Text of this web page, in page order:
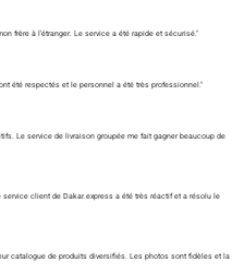
frère à l'étranger. Le service a été rapide et sécurisé."
été respectés et le personnel a été très professionnel."
Le service de livraison groupée me fait gagner beaucoup de
client de Dakar.express a été très réactif et a résolu le
catalogue de produits diversifiés. Les photos sont fidèles et la